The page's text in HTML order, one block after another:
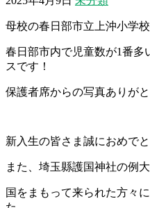
母校の春日部市立上沖小学
春日部市内で児童数が1番多
スです！
保護者席からの写真ありが
新入生の皆さま誠におめで
また、埼玉縣護国神社の例
国をまもって来られた方々